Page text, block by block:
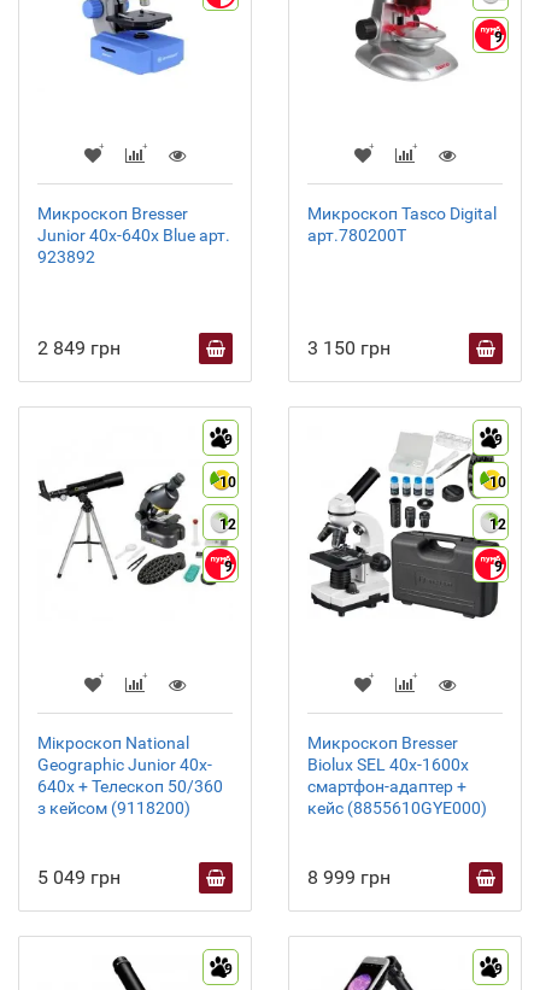
Микроскоп Bresser
Junior 40x-640x Blue арт.
923892
2 849 грн
9
Микроскоп Tasco Digital
арт.780200T
3 150 грн
9
10
12
9
Мікроскоп National
Geographic Junior 40x-
640x + Телескоп 50/360
з кейсом (9118200)
5 049 грн
9
10
12
9
Микроскоп Bresser
Biolux SEL 40x-1600x
смартфон-адаптер +
кейс (8855610GYE000)
8 999 грн
9 9